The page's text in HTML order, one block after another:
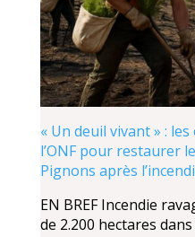
« Un deuil vivant » :
l’ONF pour restaurer
Pignons après
EN BREF Incendie
de 2.200 hectares